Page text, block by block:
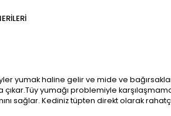
yumak haline gelir ve mide ve
yumağı problemiyle
sağlar. Kediniz tüpten direkt olarak